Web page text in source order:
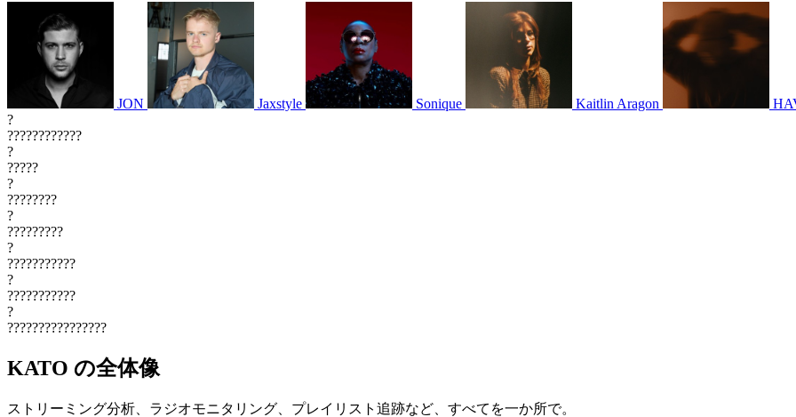
JON Jaxstyle Sonique Kaitlin Aragon
?
????????????
?
?????
?
????????
?
?????????
?
???????????
?
???????????
?
????????????????
KATO の全体像
ストリーミング分析、ラジオモニタリング、プレイリスト追跡など、すべてを一か所で。